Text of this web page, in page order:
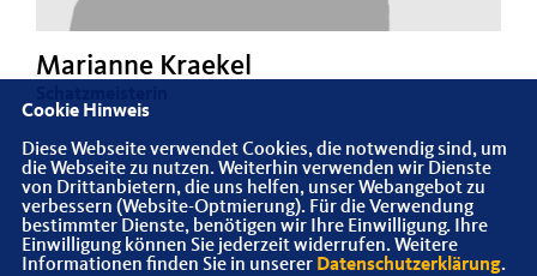
Marianne Kraekel
Cookie Hinweis
Diese Webseite verwendet Cookies, die notwendig sind, um
die Webseite zu nutzen. Weiterhin verwenden wir Dienste
von Drittanbietern, die uns helfen, unser Webangebot zu
verbessern (Website-Optmierung). Für die Verwendung
bestimmter Dienste, benötigen wir Ihre Einwilligung. Ihre
Einwilligung können Sie jederzeit widerrufen. Weitere
Informationen finden Sie in unserer Datenschutzerklärung.